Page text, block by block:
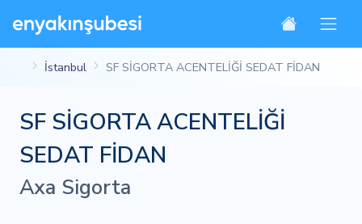
İstanbul SF SİGORTA ACENTELİĞİ SEDAT FİDAN
SF SİGORTA ACENTELİĞİ
SEDAT FİDAN
Axa Sigorta